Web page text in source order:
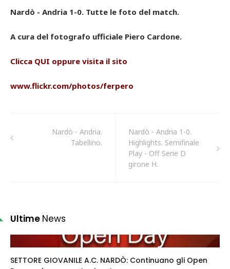
Nardò - Andria 1-0. Tutte le foto del match.
A cura del fotografo ufficiale Piero Cardone.
Clicca QUI oppure visita il sito
www.flickr.com/photos/ferpero
Nardò - Andria.
Tabellino.
Nardò - Andria 1-0.
Highlights. Semifinale
Play - Off Serie D
girone H.
Ultime News
SETTORE GIOVANILE A.C. NARDÒ: Continuano gli Open